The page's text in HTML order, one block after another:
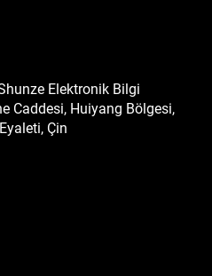
Elektronik Bilgi
Caddesi, Huiyang Bölgesi,
Çin